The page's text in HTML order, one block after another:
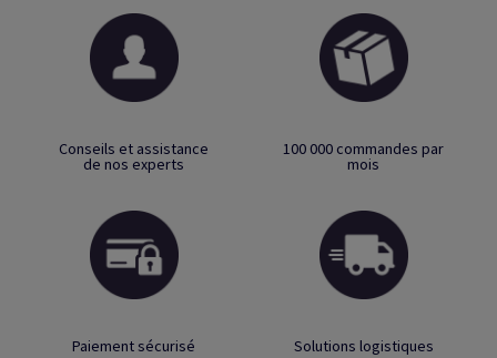
Conseils et assistance
de nos experts
100 000 commandes par
mois
Paiement sécurisé Solutions logistiques